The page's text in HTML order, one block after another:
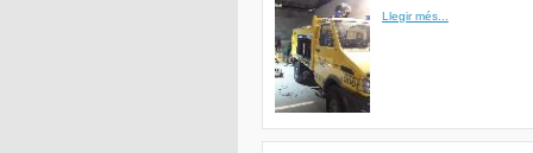
Llegir més...